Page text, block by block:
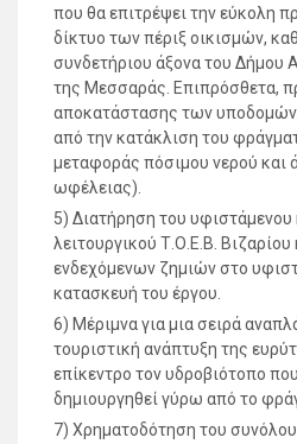
που θα επιτρέψει την εύκολη
δίκτυο των πέριξ οικισμών,
συνδετήριου άξονα του Δήμου
της Μεσσαράς. Επιπρόσθετα,
αποκατάστασης των
από την κατάκλιση του
μεταφοράς πόσιμου νερού και
ωφέλειας).
5) Διατήρηση του
λειτουργικού Τ.Ο.Ε.Β.
ενδεχόμενων ζημιών στο
κατασκευή του έργου.
6) Μέριμνα για μια σειρά
τουριστική ανάπτυξη της
επίκεντρο τον υδροβιότοπο
δημιουργηθεί γύρω από το
7) Χρηματοδότηση του